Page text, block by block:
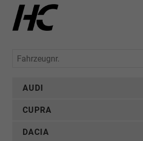
Fahrzeugnr.
AUDI
CUPRA
DACIA